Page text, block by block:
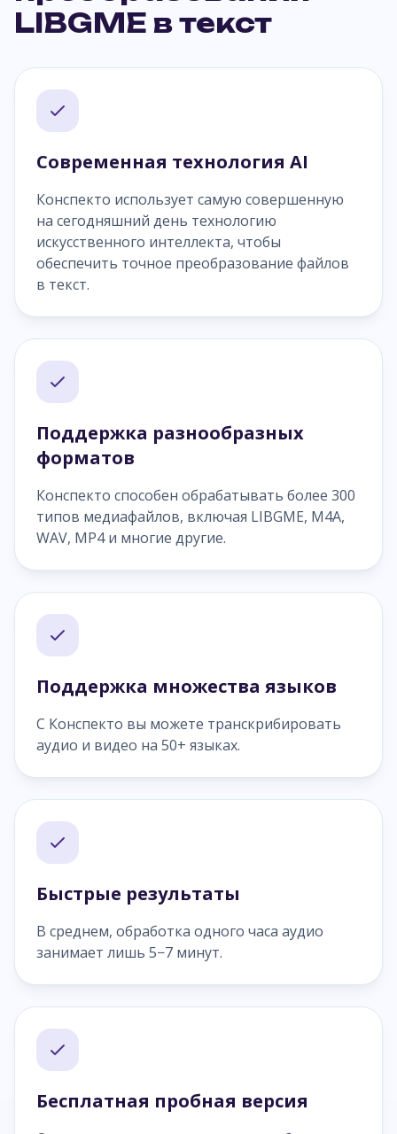
LIBGME в текст
Современная технология AI
Конспекто использует самую совершенную
на сегодняшний день технологию
искусственного интеллекта, чтобы
обеспечить точное преобразование файлов
в текст.
Поддержка разнообразных
форматов
Конспекто способен обрабатывать более 300
типов медиафайлов, включая LIBGME, M4A,
WAV, MP4 и многие другие.
Поддержка множества языков
С Конспекто вы можете транскрибировать
аудио и видео на 50+ языках.
Быстрые результаты
В среднем, обработка одного часа аудио
занимает лишь 5−7 минут.
Бесплатная пробная версия